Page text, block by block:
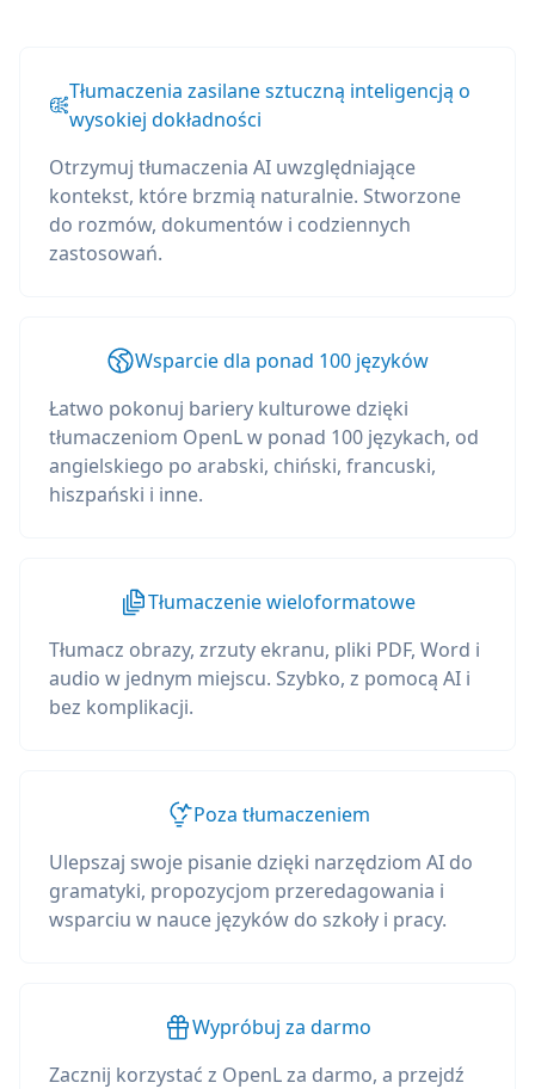
Tłumaczenia zasilane sztuczną inteligencją o
wysokiej dokładności
Otrzymuj tłumaczenia AI uwzględniające
kontekst, które brzmią naturalnie. Stworzone
do rozmów, dokumentów i codziennych
zastosowań.
Wsparcie dla ponad 100 języków
Łatwo pokonuj bariery kulturowe dzięki
tłumaczeniom OpenL w ponad 100 językach, od
angielskiego po arabski, chiński, francuski,
hiszpański i inne.
Tłumaczenie wieloformatowe
Tłumacz obrazy, zrzuty ekranu, pliki PDF, Word i
audio w jednym miejscu. Szybko, z pomocą AI i
bez komplikacji.
Poza tłumaczeniem
Ulepszaj swoje pisanie dzięki narzędziom AI do
gramatyki, propozycjom przeredagowania i
wsparciu w nauce języków do szkoły i pracy.
Wypróbuj za darmo
Zacznij korzystać z OpenL za darmo, a przejdź